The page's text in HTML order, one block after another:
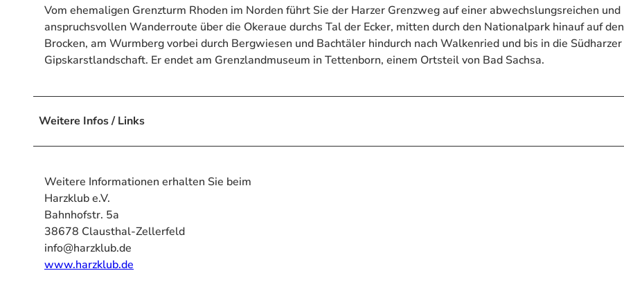
Vom ehemaligen Grenzturm Rhoden im Norden führt Sie der Harzer Grenzweg auf einer abwechslungsreichen und
anspruchsvollen Wanderroute über die Okeraue durchs Tal der Ecker, mitten durch den Nationalpark hinauf auf den
Brocken, am Wurmberg vorbei durch Bergwiesen und Bachtäler hindurch nach Walkenried und bis in die Südharzer
Gipskarstlandschaft. Er endet am Grenzlandmuseum in Tettenborn, einem Ortsteil von Bad Sachsa.
Weitere Infos / Links
Weitere Informationen erhalten Sie beim
Harzklub e.V.
Bahnhofstr. 5a
38678 Clausthal-Zellerfeld
info@harzklub.de
www.harzklub.de